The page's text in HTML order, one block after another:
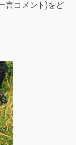
言コメント)をど